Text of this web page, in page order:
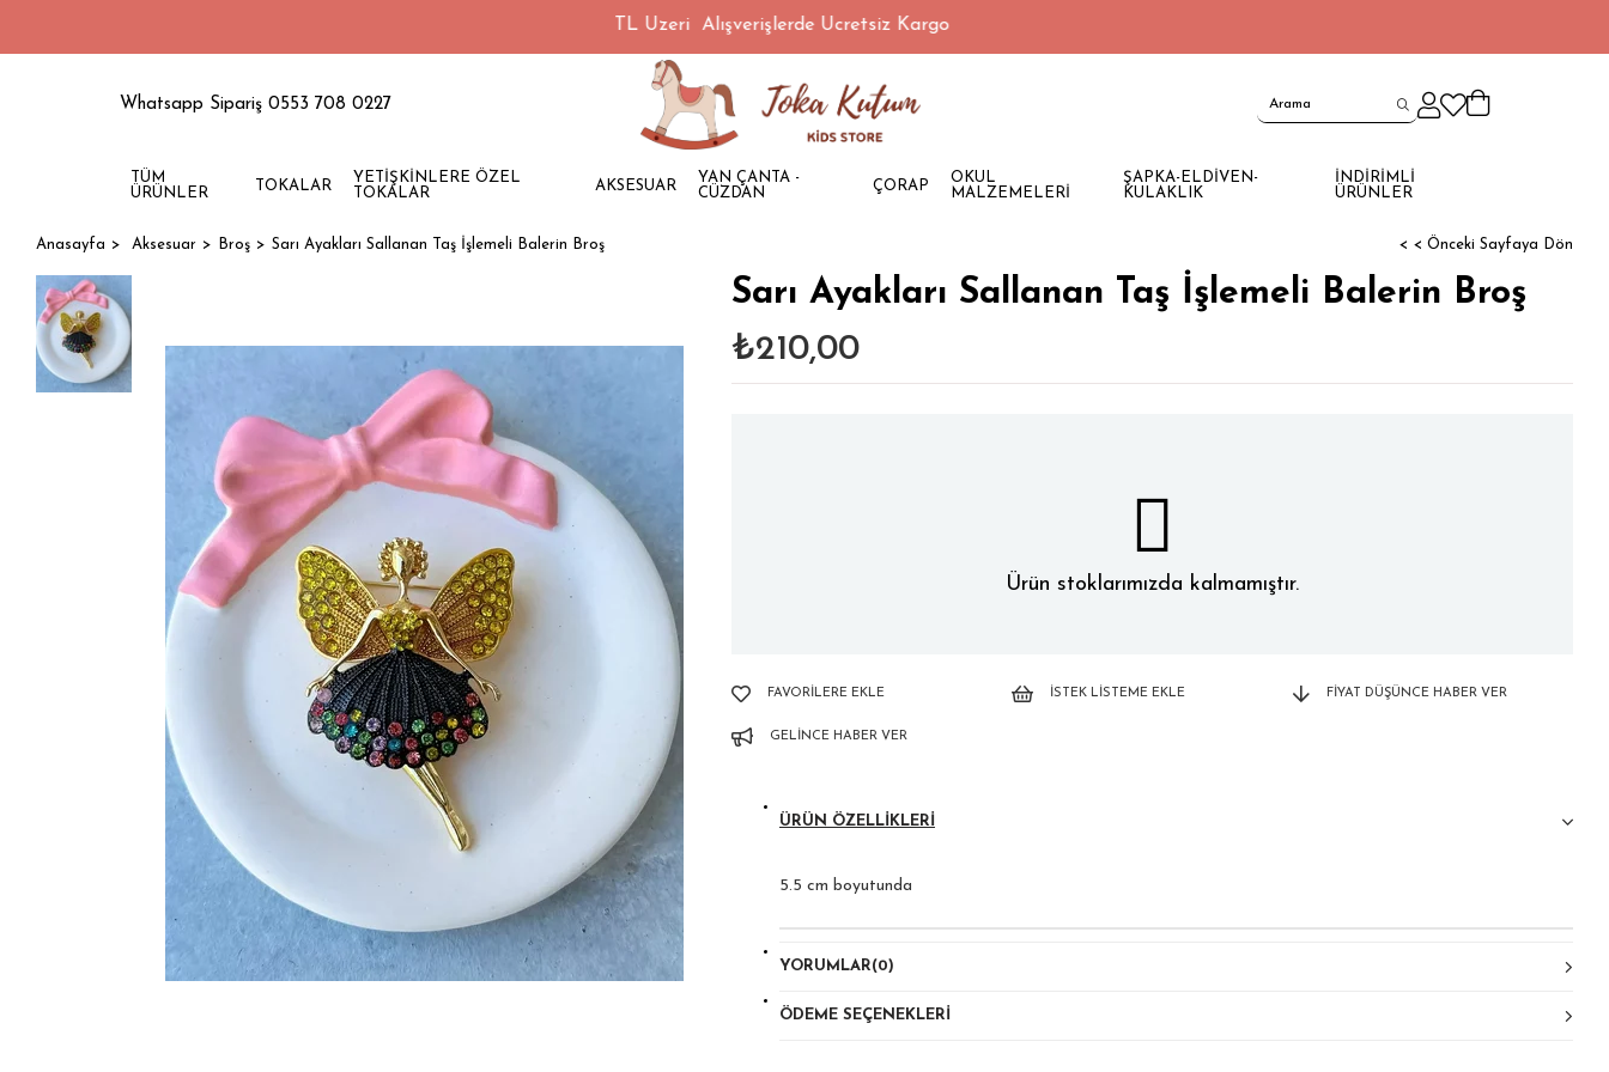
1500 TL Üzeri Alışverişlerde Ücretsiz Kargo
Whatsapp Sipariş 0553 708 0227
TÜM
ÜRÜNLER
TOKALAR
YETİŞKİNLERE ÖZEL
TOKALAR
AKSESUAR
YAN ÇANTA -
CÜZDAN
ÇORAP
OKUL
MALZEMELERİ
ŞAPKA-ELDİVEN-
KULAKLIK
İNDİRİMLİ
ÜRÜNLER
Anasayfa Aksesuar Broş Sarı Ayakları Sallanan Taş İşlemeli Balerin Broş < < Önceki Sayfaya Dön
Sarı Ayakları Sallanan Taş İşlemeli Balerin Broş
₺210,00
Ürün stoklarımızda kalmamıştır.
FAVORILERE EKLE İSTEK LISTEME EKLE FIYAT DÜŞÜNCE HABER VER
GELINCE HABER VER
ÜRÜN ÖZELLIKLERI
5.5 cm boyutunda
YORUMLAR(0)
ÖDEME SEÇENEKLERI